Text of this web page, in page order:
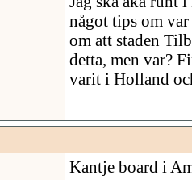
något tips om
om att staden
detta, men var?
varit i Holland
Kantje board i